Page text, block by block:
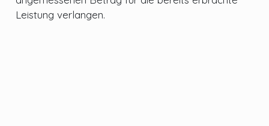
Leistung verlangen.